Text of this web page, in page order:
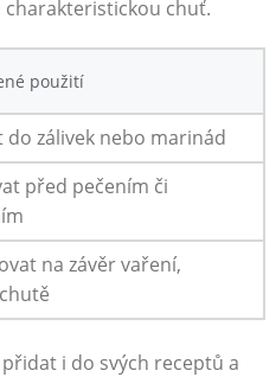
charakteristickou ‍chuť.
použití
do zálivek nebo‍ marinád
před pečením ​či
na závěr vaření,⁢
i‍ do svých receptů‍ a